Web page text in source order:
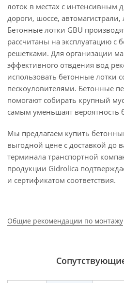
лоток в местах с интенсивным
дороги, шоссе,
Бетонные лотки GBU
рассчитаны на эксплуатацию
решетками. Для организации
эффективного отвдения вод
использовать бетонные лотки
пескоуловителями. Бетонные
помогают собирать крупный
самым уменьшаят вероятность
Мы предлагаем купить
выгодной цене с доставкой до
терминала транспортной
продукции Gidrolica
и сертификатом соответствия.
Общие рекомендации по монтажу